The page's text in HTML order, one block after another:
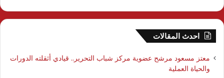
احدث المقالات
معتز مسعود مرشح عضوية مركز شباب التحرير.. قيادي أثقلته الدورات
والحياة العملية